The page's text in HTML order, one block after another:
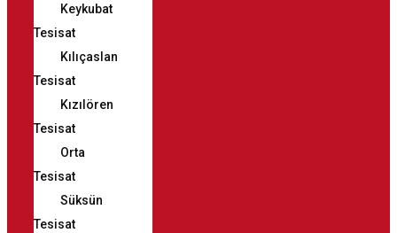
Keykubat
Tesisat
Kılıçaslan
Tesisat
Kızılören
Tesisat
Orta
Tesisat
Süksün
Tesisat